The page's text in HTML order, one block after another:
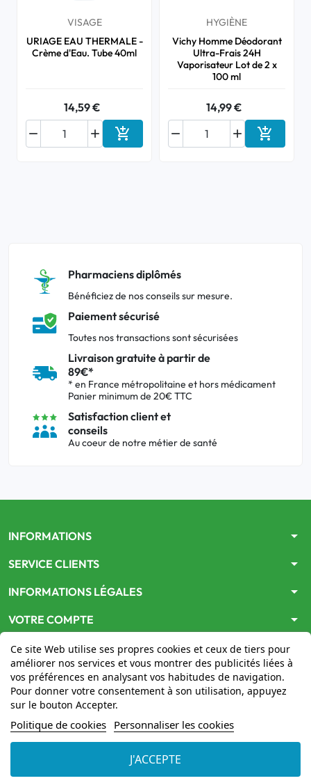
VISAGE
URIAGE EAU THERMALE -
Crème d'Eau. Tube 40ml
14,59 €

 Ajouter au panier
HYGIÈNE
Vichy Homme Déodorant
Ultra-Frais 24H
Vaporisateur Lot de 2 x
100 ml
14,99 €

 Ajouter
Pharmaciens diplômés
Bénéficiez de nos conseils sur mesure.
Paiement sécurisé
Toutes nos transactions sont sécurisées
Livraison gratuite à partir de
89€*
* en France métropolitaine et hors médicament
Panier minimum de 20€ TTC
Satisfaction client et
conseils
Au coeur de notre métier de santé
INFORMATIONS arrow_drop_down
SERVICE CLIENTS arrow_drop_down
INFORMATIONS LÉGALES arrow_drop_down
VOTRE COMPTE arrow_drop_down
Ce site Web utilise ses propres cookies et ceux de tiers pour
améliorer nos services et vous montrer des publicités liées à
vos préférences en analysant vos habitudes de navigation.
Pour donner votre consentement à son utilisation, appuyez
sur le bouton Accepter.
Politique de cookies Personnaliser les cookies
J'ACCEPTE
www.mon-pharmacien-conseil.com
par le Ministère de la Santépour la vente en ligne de
médicaments. Vérifiez-le en cliquantici